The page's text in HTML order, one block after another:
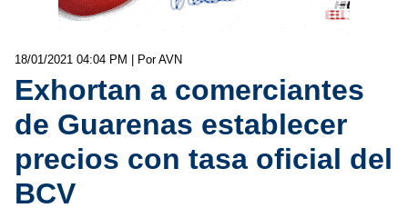
18/01/2021 04:04 PM | Por AVN
Exhortan a comerciantes
de Guarenas establecer
precios con tasa oficial del
BCV